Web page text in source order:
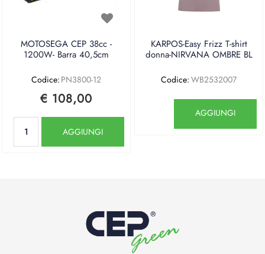
MOTOSEGA CEP 38cc -
1200W- Barra 40,5cm
Codice: PN3800-12
€ 108,00
AGGIUNGI
KARPOS-Easy Frizz T-shirt
donna-NIRVANA OMBRE BL
Codice: WB2532007
AGGIUNGI